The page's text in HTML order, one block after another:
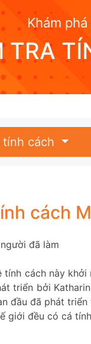
Khám
TRA
tính cách
cách
đã làm
tính cách này
triển bởi
đầu đã phát
giới đều có cá